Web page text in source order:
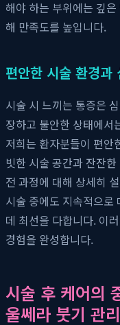
해야 하는 부위에는 깊
해 만족도를 높입니다.
편안한 시술 환경과
시술 시 느끼는 통증은
장하고 불안한 상태에서
저희는 환자분들이 편안
빗한 시술 공간과 잔잔
전 과정에 대해 상세히
시술 중에도 지속적으로
데 최선을 다합니다. 이
경험을 완성합니다.
시술 후 케어의
울쎄라 붓기 관리